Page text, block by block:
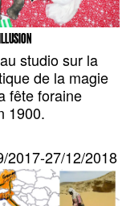
studio sur la
de la magie
fête foraine
1900.
FR
2017-27/12/